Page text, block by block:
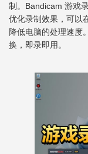
制。Bandicam 游戏
优化录制效果，可以
降低电脑的处理速度
换，即录即用。